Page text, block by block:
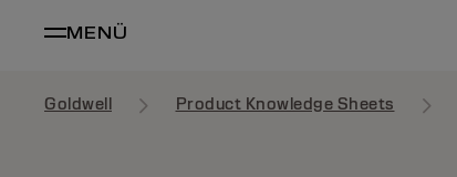
MENÜ
Goldwell Product Knowledge Sheets